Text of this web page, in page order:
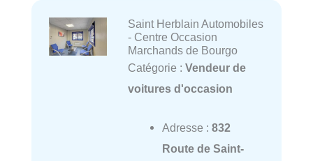
Saint Herblain Automobiles
- Centre Occasion
Marchands de Bourgo
Catégorie : Vendeur de
voitures d'occasion
Adresse : 832
Route de Saint-